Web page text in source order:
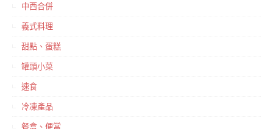
中西合併
義式料理
甜點、蛋糕
罐頭小菜
速食
冷凍產品
餐盒、便當